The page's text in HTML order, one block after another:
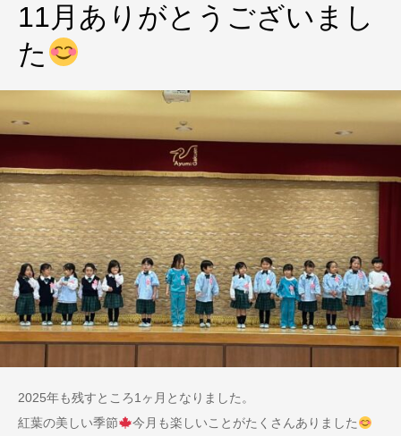
11月ありがとうございまし
た
2025年も残すところ1ヶ月となりました。
紅葉の美しい季節
今月も楽しいことがたくさんありました